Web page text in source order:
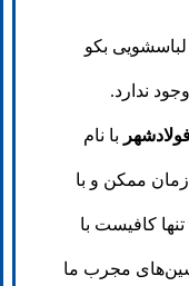
بکو
ندارد.
با نام
زمان ممکن و با
کافیست با
مجرب ما